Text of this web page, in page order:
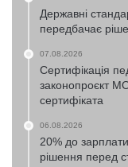
Державні
передбачає
07.08.2026
Сертифікація
законопроєкт
сертифіката
06.08.2026
20% до
рішення перед